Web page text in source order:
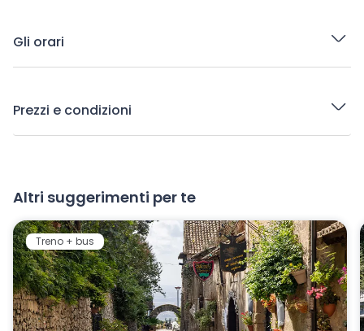
Gli orari
Prezzi e condizioni
Altri suggerimenti per te
Treno + bus